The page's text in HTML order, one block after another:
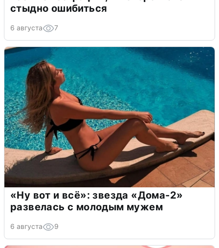
стыдно ошибиться
6 августа 7
«Ну вот и всё»: звезда «Дома-2»
развелась с молодым мужем
6 августа 9